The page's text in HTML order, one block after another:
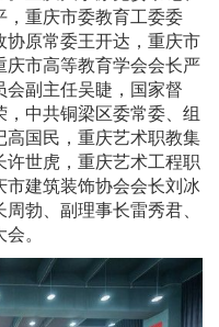
，重庆市委教育工委委
协原常委王开达，重庆市
庆市高等教育学会会长严
会副主任吴睫，国家督
中共铜梁区委常委、组
高国民，重庆艺术职教集
许世虎，重庆艺术工程职
市建筑装饰协会会长刘冰
勃、副理事长雷秀君、
。